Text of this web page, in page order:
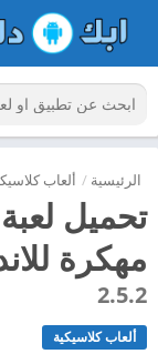
الرئيسية / ألعاب
مهكرة
2.5.2
ألعاب كلاسيكية